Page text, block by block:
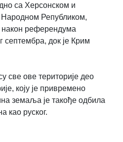
са Херсонском и
Републиком,
након референдума
док је Крим
све ове територије део
коју је привремено
земаља је такође одбила
као руског.